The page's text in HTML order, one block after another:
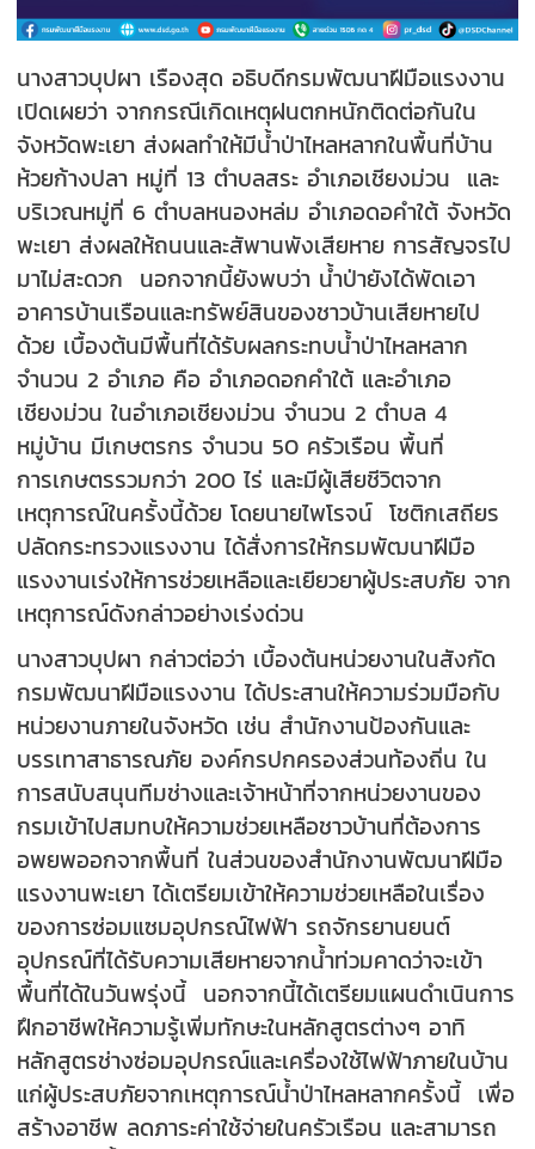
นางสาวบุปผา เรืองสุด อธิบดีกรมพัฒนาฝีมือแรงงาน
เปิดเผยว่า จากกรณีเกิดเหตุฝนตกหนักติดต่อกันใน
จังหวัดพะเยา ส่งผลทำให้มีน้ำป่าไหลหลากในพื้นที่บ้าน
ห้วยก้างปลา หมู่ที่ 13 ตำบลสระ อำเภอเชียงม่วน และ
บริเวณหมู่ที่ 6 ตำบลหนองหล่ม อำเภอดอคำใต้ จังหวัด
พะเยา ส่งผลให้ถนนและสัพานพังเสียหาย การสัญจรไป
มาไม่สะดวก นอกจากนี้ยังพบว่า น้ำป่ายังได้พัดเอา
อาคารบ้านเรือนและทรัพย์สินของชาวบ้านเสียหายไป
ด้วย เบื้องต้นมีพื้นที่ได้รับผลกระทบน้ำป่าไหลหลาก
จำนวน 2 อำเภอ คือ อำเภอดอกคำใต้ และอำเภอ
เชียงม่วน ในอำเภอเชียงม่วน จำนวน 2 ตำบล 4
หมู่บ้าน มีเกษตรกร จำนวน 50 ครัวเรือน พื้นที่
การเกษตรรวมกว่า 200 ไร่ และมีผู้เสียชีวิตจาก
เหตุการณ์ในครั้งนี้ด้วย โดยนายไพโรจน์ โชติกเสถียร
ปลัดกระทรวงแรงงาน ได้สั่งการให้กรมพัฒนาฝีมือ
แรงงานเร่งให้การช่วยเหลือและเยียวยาผู้ประสบภัย จาก
เหตุการณ์ดังกล่าวอย่างเร่งด่วน
นางสาวบุปผา กล่าวต่อว่า เบื้องต้นหน่วยงานในสังกัด
กรมพัฒนาฝีมือแรงงาน ได้ประสานให้ความร่วมมือกับ
หน่วยงานภายในจังหวัด เช่น สำนักงานป้องกันและ
บรรเทาสาธารณภัย องค์กรปกครองส่วนท้องถิ่น ใน
การสนับสนุนทีมช่างและเจ้าหน้าที่จากหน่วยงานของ
กรมเข้าไปสมทบให้ความช่วยเหลือชาวบ้านที่ต้องการ
อพยพออกจากพื้นที่ ในส่วนของสำนักงานพัฒนาฝีมือ
แรงงานพะเยา ได้เตรียมเข้าให้ความช่วยเหลือในเรื่อง
ของการซ่อมแซมอุปกรณ์ไฟฟ้า รถจักรยานยนต์
อุปกรณ์ที่ได้รับความเสียหายจากน้ำท่วมคาดว่าจะเข้า
พื้นที่ได้ในวันพรุ่งนี้ นอกจากนี้ได้เตรียมแผนดำเนินการ
ฝึกอาชีพให้ความรู้เพิ่มทักษะในหลักสูตรต่างๆ อาทิ
หลักสูตรช่างซ่อมอุปกรณ์และเครื่องใช้ไฟฟ้าภายในบ้าน
แก่ผู้ประสบภัยจากเหตุการณ์น้ำป่าไหลหลากครั้งนี้ เพื่อ
สร้างอาชีพ ลดภาระค่าใช้จ่ายในครัวเรือน และสามารถ